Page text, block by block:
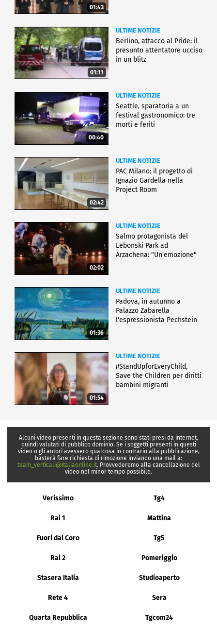
01:43
01:11
ULTIME NOTIZIE
Berlino, attacco al Pride: il
presunto attentatore ucciso
in un blitz
00:40
ULTIME NOTIZIE
Seattle, sparatoria a un
festival gastronomico: tre
morti e feriti
02:42
ULTIME NOTIZIE
PAC Milano: il progetto di
Ignazio Gardella nella
Project Room
02:02
ULTIME NOTIZIE
Salmo protagonista del
Lebonski Park ad
Arzachena: "Un'emozione"
01:36
ULTIME NOTIZIE
Padova, in autunno a
Palazzo Zabarella
l'espressionista Pechstein
01:54
ULTIME NOTIZIE
#StandUpforEveryChild,
Save the Children per diritti
bambini migranti
Alcuni video presenti in questa sezione sono stati presi da internet,
quindi valutati di pubblico dominio. Se i soggetti presenti in questi
video o gli autori avessero qualcosa in contrario alla pubblicazione,
basterà fare richiesta di rimozione inviando una mail a:
team_verticali@italiaonline.it. Provvederemo alla cancellazione del
video nel minor tempo possibile.
Verissimo Tg4
Rai 1 Mattina
Fuori dal Coro Tg5
Rai 2 Pomeriggio
Stasera Italia Studioaperto
Rete 4 Sera
Quarta Repubblica Tgcom24